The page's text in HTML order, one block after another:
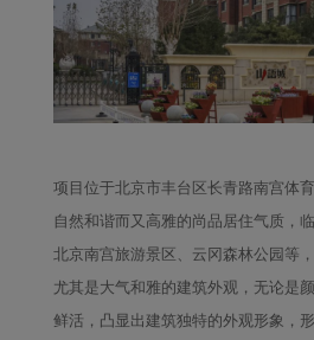
项目位于北京市丰台区长青路南宫体
自然和谐而又高雅的尚品居住气质，
北京南宫旅游景区、云冈森林公园等
尤其是大气和雅的建筑外观，无论是
鲜活，凸显出建筑独特的外观形象，